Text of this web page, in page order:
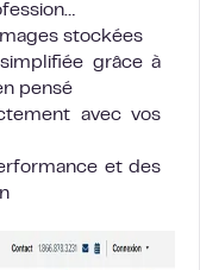
stockées
grâce à
pensé
avec vos
et des